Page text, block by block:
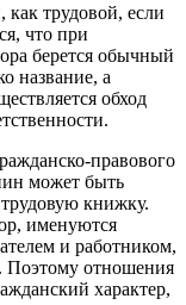
трудовой, если
что при
берется обычный
название, а
обход
правового
может быть
книжку.
именуются
и работником,
Поэтому отношения
характер,